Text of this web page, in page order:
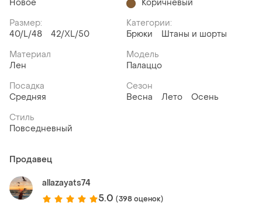
Новое
Коричневый
Размер:
40/L/48
42/XL/50
Категории:
Брюки
Штаны и шорты
Материал
Лен
Модель
Палаццо
Посадка
Средняя
Сезон
Весна
Лето
Осень
Стиль
Повседневный
Продавец
allazayats74
5.0 (398 оценок)